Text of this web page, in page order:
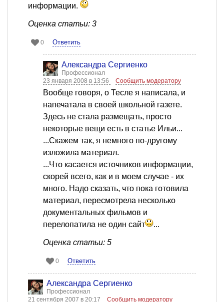
информации.
Оценка статьи: 3
0 Ответить
Александра Сергиенко
Профессионал
23 января 2008 в 13:56
Сообщить модератору
Вообще говоря, о Тесле я написала, и
напечатала в своей школьной газете.
Здесь не стала размещать, просто
некоторые вещи есть в статье Ильи...
...Скажем так, я немного по-другому
изложила материал.
...Что касается источников информации,
скорей всего, как и в моем случае - их
много. Надо сказать, что пока готовила
материал, пересмотрела несколько
документальных фильмов и
перелопатила не один сайт
...
Оценка статьи: 5
0 Ответить
Александра Сергиенко
Профессионал
21 сентября 2007 в 20:17
Сообщить модератору